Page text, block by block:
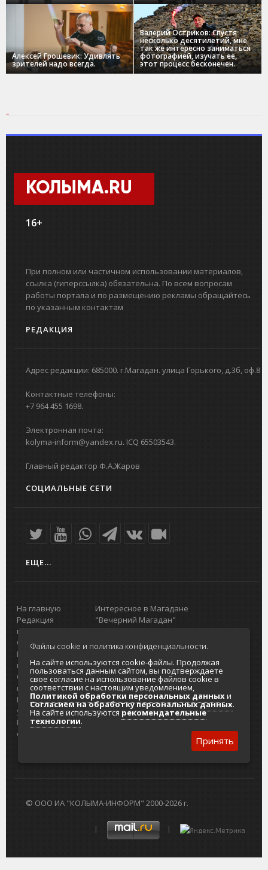
Алексей Грошевик: Удивлять
зрителей надо всегда.
Валерий Остриков: Спустя
несколько десятилетий, мне
так же интересно заниматься
фотографией, изучать ее,
этот процесс бесконечен.
КОЛЫМА.RU
16+
При полном или частичном использовании материалов,
ссылка (гиперссылка) обязательна. По всем вопросам
работы портала и по размещению рекламы обращайтесь
по указанным контактам
РЕДАКЦИЯ
Адрес редакции: 685000. г.Магадан. улица Горького, д.3б, оф.8
Контактные телефоны:
+7 964 455 1698.
Электронная почта:
kolyma-inform@yandex.ru. ICQ 65503543.
Главный редактор Ф.А.Жаров
СОЦИАЛЬНЫЕ СЕТИ
ЕЩЕ...
На главную
Редакция
портала
О проекте
Реклама на
портале
Отзывы и
предложения
Интернет-
услуги
Разработка
сайтов
Интересное в Магадане
"Вечерний Магадан"
Городская доска объявлений
Реклама
Главный туристический портал
Колымы
Политика в отношении обработки
персональных данных
Согласие на обработку персональных
данных
© ООО ИА "КОЛЫМА-ИНФОРМ" 2000-2026 г.
Файлы cookie и политика конфиденциальности.
На сайте используются cookie-файлы. Продолжая
пользоваться данным сайтом, вы подтверждаете
свое согласие на использование файлов cookie в
соответствии с настоящим уведомлением,
Политикой обработки персональных данныхи
Согласием на обработку персональных данных.
На сайте используютсярекомендательные
технологии.
Принять